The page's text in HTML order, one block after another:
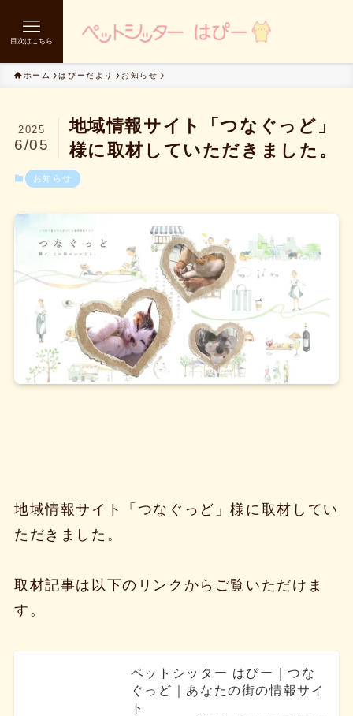
目次はこちら
ホーム はぴーだより お知らせ
地域情報サイト「つなぐっど」
様に取材していただきました。
2025
6/05
お知らせ
地域情報サイト「つなぐっど」様に取材してい
ただきました。
取材記事は以下のリンクからご覧いただけま
す。
ペットシッター はぴー｜つな
ぐっど｜あなたの街の情報サイ
ト